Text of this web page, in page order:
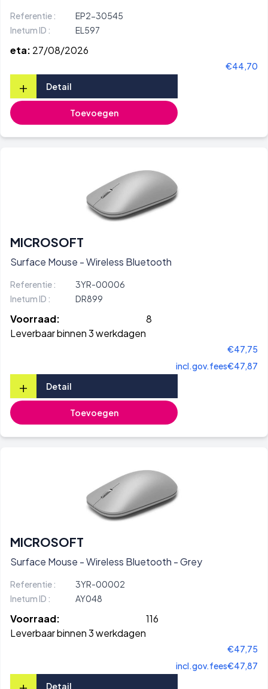
Referentie :
EP2-30545
Inetum ID :
EL597
eta: 27/08/2026
€44,70
+ Detail
Toevoegen
MICROSOFT
Surface Mouse - Wireless Bluetooth
Referentie :
3YR-00006
Inetum ID :
DR899
Voorraad:
8
Leverbaar binnen 3 werkdagen
€47,75
incl.gov.fees€47,87
+ Detail
Toevoegen
MICROSOFT
Surface Mouse - Wireless Bluetooth - Grey
Referentie :
3YR-00002
Inetum ID :
AY048
Voorraad:
116
Leverbaar binnen 3 werkdagen
€47,75
incl.gov.fees€47,87
Detail